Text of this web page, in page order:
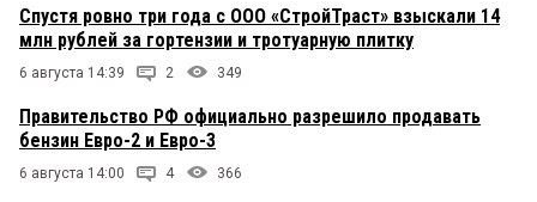
Спустя ровно три года с ООО «СтройТраст» взыскали 14
млн рублей за гортензии и тротуарную плитку
6 августа 14:39 2 349
Правительство РФ официально разрешило продавать
бензин Евро-2 и Евро-3
6 августа 14:00 4 366